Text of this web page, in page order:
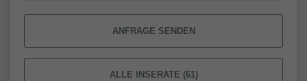
ANFRAGE SENDEN
ALLE INSERATE (61)